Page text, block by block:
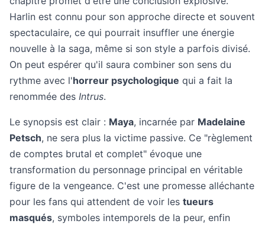
Harlin est connu pour son approche directe et souvent
spectaculaire, ce qui pourrait insuffler une énergie
nouvelle à la saga, même si son style a parfois divisé.
On peut espérer qu'il saura combiner son sens du
rythme avec l'horreur psychologique qui a fait la
renommée des Intrus.
Le synopsis est clair : Maya, incarnée par Madelaine
Petsch, ne sera plus la victime passive. Ce "règlement
de comptes brutal et complet" évoque une
transformation du personnage principal en véritable
figure de la vengeance. C'est une promesse alléchante
pour les fans qui attendent de voir les tueurs
masqués, symboles intemporels de la peur, enfin